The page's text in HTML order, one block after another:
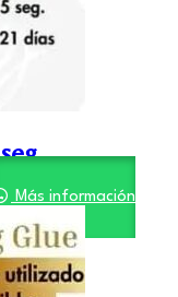
Más información